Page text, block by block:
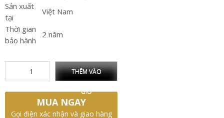
Sản xuất
tại
Việt Nam
Thời gian
bảo hành
2 năm
THÊM VÀO
GIỎ
MUA NGAY
Gọi điện xác nhận và giao hàng